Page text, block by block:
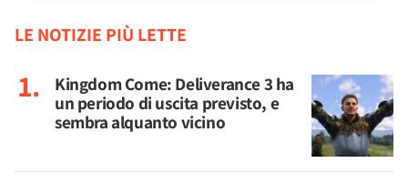
LE NOTIZIE PIÙ LETTE
Kingdom Come: Deliverance 3 ha
un periodo di uscita previsto, e
sembra alquanto vicino